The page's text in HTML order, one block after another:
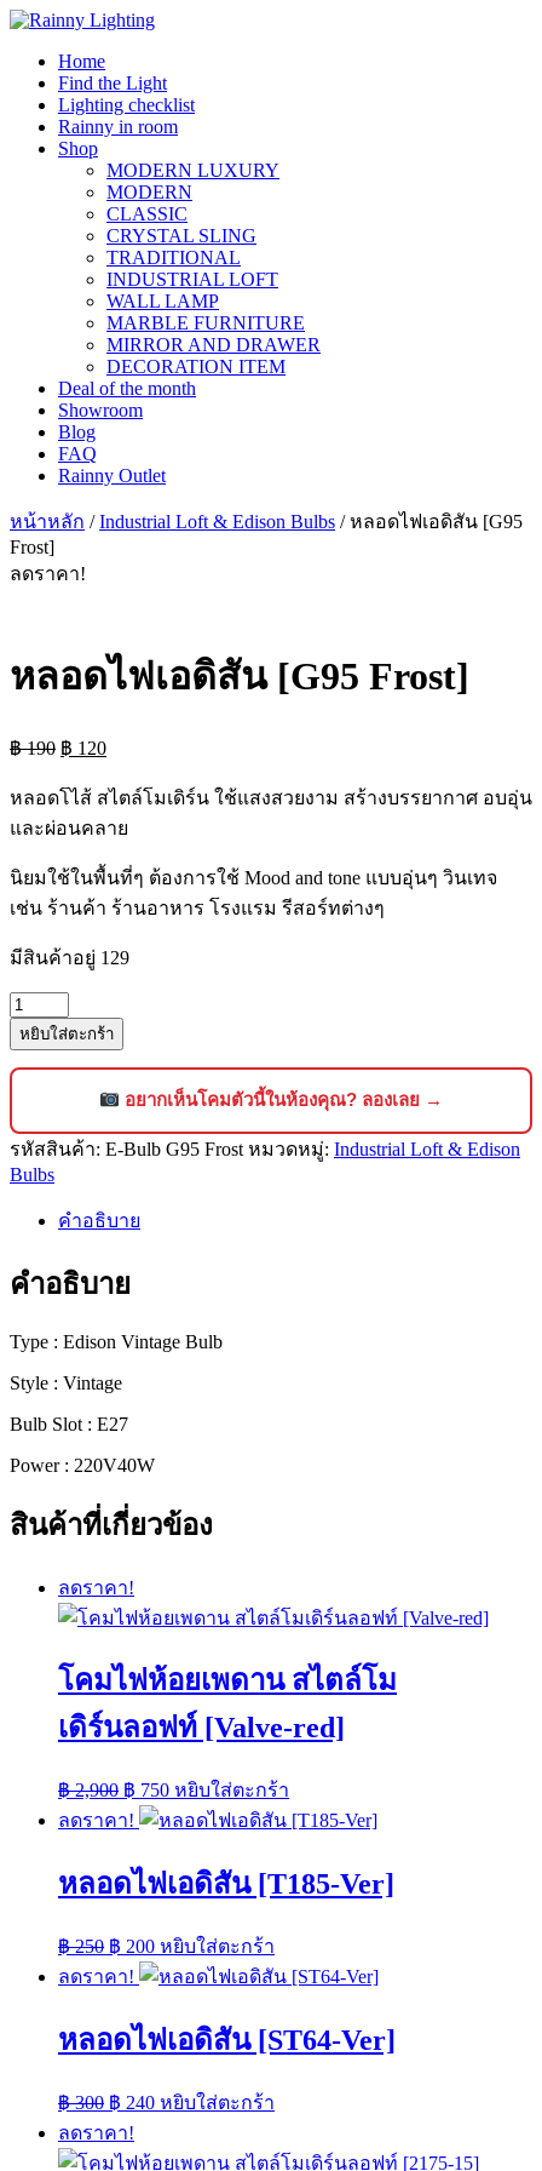
Skip
contentHome
Find the Light
Lighting checklist
Rainny in room
Shop
MODERN LUXURY
MODERN
CLASSIC
CRYSTAL SLING
TRADITIONAL
INDUSTRIAL LOFT
WALL LAMP
MARBLE FURNITURE
MIRROR AND DRAWER
DECORATION ITEM
Deal of the month
Showroom
Blog
FAQ
Rainny Outlet
หน้าหลัก /Industrial Loft & Edison Bulbs / หลอดไฟเอดิสัน [G95
Frost]
ลดราคา!
หลอดไฟเอดิสัน [G95 Frost]
฿190 Original
price
was:
฿ 120Current
price
is:
หลอดโไส้ สไตล์โมเดิร์น ใช้แสงสวยงาม สร้างบรรยากาศ อบอุ่น
และผ่อนคลาย
นิยมใช้ในพื้นที่ๆ ต้องการใช้ Mood and tone แบบอุ่นๆ วินเทจ
เช่น ร้านค้า ร้านอาหาร โรงแรม รีสอร์ทต่างๆ
มีสินค้าอยู่ 129
จำนวน
หลอด
ไฟ
ดิ
สัน
[G95
หยิบใส่ตะกร้า
อยากเห็นโคมตัวนี้ในห้องคุณ? ลองเลย →
รหัสสินค้า: E-Bulb G95 Frost หมวดหมู่: Industrial Loft & Edison
Bulbs
คำอธิบาย
คำอธิบาย
Type : Edison Vintage Bulb
Style : Vintage
Bulb Slot : E27
Power : 220V40W
สินค้าที่เกี่ยวข้อง
ลดราคา!
โคมไฟห้อยเพดาน สไตล์โม
เดิร์นลอฟท์ [Valve-red]
฿2,900 Original
price
was:
฿ 750Current
price
is:
หยิบใส่ตะกร้า
ลดราคา!
หลอดไฟเอดิสัน [T185-Ver]
฿250 Original
price
was:
฿ 200Current
price
is:
หยิบใส่ตะกร้า
ลดราคา!
หลอดไฟเอดิสัน [ST64-Ver]
฿300 Original
price
was:
฿ 300.
฿ 240Current
price
฿ 240.
หยิบใส่ตะกร้า
ลดราคา!